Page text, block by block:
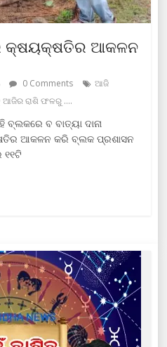
କ୍ଷୟକ୍ଷତିର ଆକଳନ
0 Comments
ଆଜି
ରାଶି ଫଳରୁ ....
ବ୍ଲକରେ ବ ବାତ୍ୟା ଦାନା
ଆକଳନ କରି ବ୍ଲକ ପ୍ରଶାସନ
୧୧ଟି